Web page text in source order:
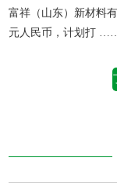
富祥（山东）新材料
元人民币，计划打 ……